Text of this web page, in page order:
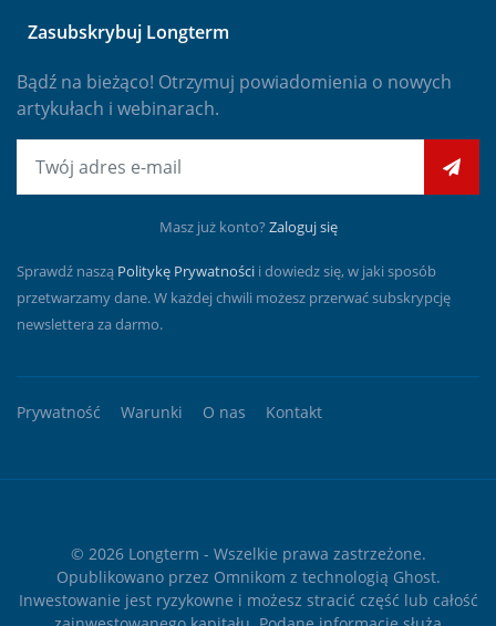
Zasubskrybuj Longterm
Bądź na bieżąco! Otrzymuj powiadomienia o nowych
artykułach i webinarach.
Masz już konto? Zaloguj się
Sprawdź naszą Politykę Prywatności i dowiedz się, w jaki sposób
przetwarzamy dane. W każdej chwili możesz przerwać subskrypcję
newslettera za darmo.
Prywatność Warunki O nas Kontakt
© 2026 Longterm - Wszelkie prawa zastrzeżone.
Opublikowano przez Omnikom z technologią Ghost.
Inwestowanie jest ryzykowne i możesz stracić część lub całość